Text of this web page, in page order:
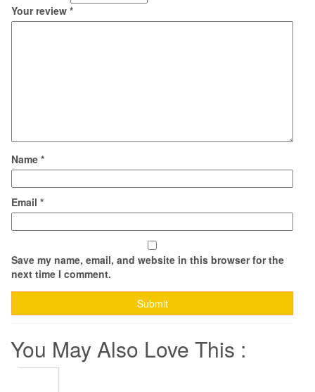
Your review *
Name *
Email *
Save my name, email, and website in this browser for the
next time I comment.
You May Also Love This :